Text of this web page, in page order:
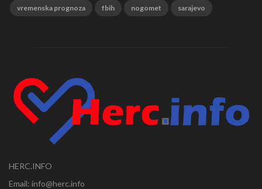
vremenska prognoza fbih nogomet sarajevo
HERC.INFO
Email: info@herc.info